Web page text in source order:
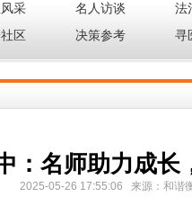
采 名人访谈 法
区 决策参考 寻
：名师助力成长
2025-05-26 17:55:06 来源：和谐